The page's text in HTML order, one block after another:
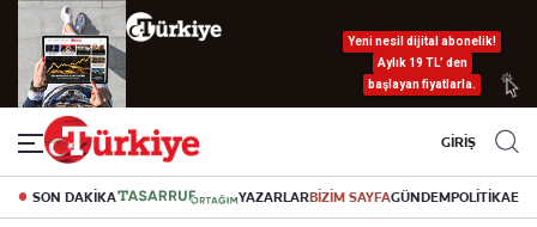
Yeni nesil dijital abonelik!
Aylık 19 TL’ den
başlayan fiyatlarla.
GİRİŞ
SON DAKİKA YAZARLARBİZİM SAYFAGÜNDEMPOLİTİKA